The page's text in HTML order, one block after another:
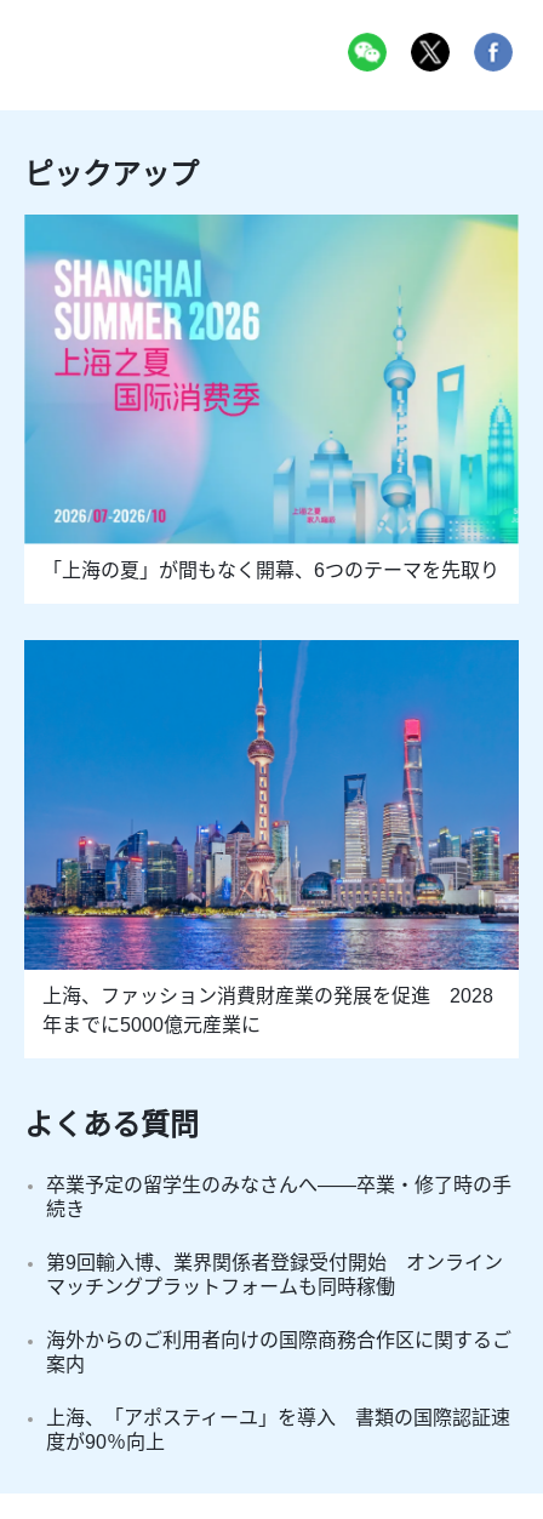
ピックアップ
「上海の夏」が間もなく開幕、6つのテーマを先取り
上海、ファッション消費財産業の発展を促進 2028
年までに5000億元産業に
よくある質問
卒業予定の留学生のみなさんへ――卒業・修了時の手
続き
第9回輸入博、業界関係者登録受付開始 オンライン
マッチングプラットフォームも同時稼働
海外からのご利用者向けの国際商務合作区に関するご
案内
上海、「アポスティーユ」を導入 書類の国際認証速
度が90％向上